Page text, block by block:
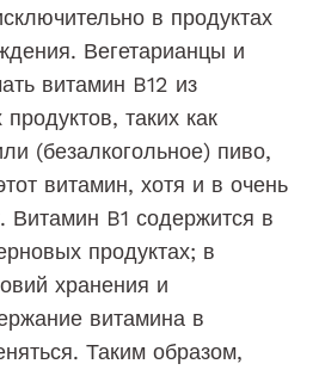
в продуктах
Вегетарианцы и
витамин B12 из
таких как
(безалкогольное) пиво,
витамин, хотя и в очень
Витамин B1 содержится в
продуктах; в
хранения и
витамина в
Таким образом,